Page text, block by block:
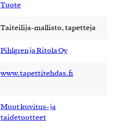
Tuote
Taiteilija-mallisto, tapetteja
Pihlgren ja Ritola Oy
www.tapettitehdas.fi
Muut kuvitus- ja
taidetuotteet